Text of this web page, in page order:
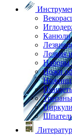
Канюли
Лезвия
Наборы
Ножи
Трепаны
Циркули